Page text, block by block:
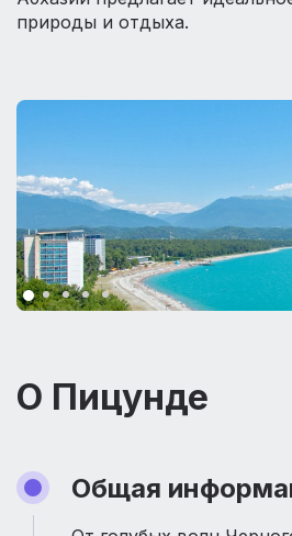
природы и отдыха.
О Пицунде
Общая